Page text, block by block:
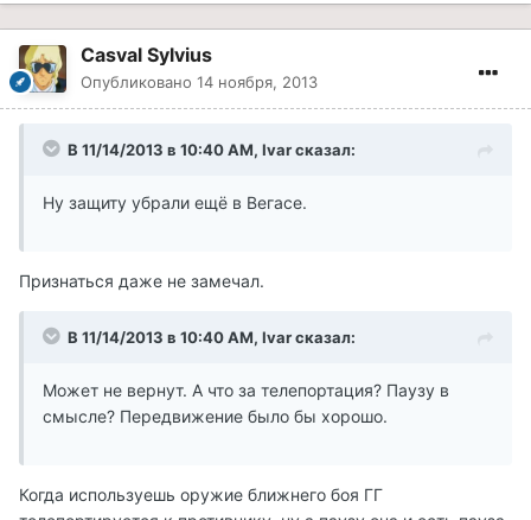
Casval Sylvius
Опубликовано 14 ноября, 2013
В 11/14/2013 в 10:40 AM, Ivar сказал:
Ну защиту убрали ещё в Вегасе.
Признаться даже не замечал.
В 11/14/2013 в 10:40 AM, Ivar сказал:
Может не вернут. А что за телепортация? Паузу в
смысле? Передвижение было бы хорошо.
Когда используешь оружие ближнего боя ГГ